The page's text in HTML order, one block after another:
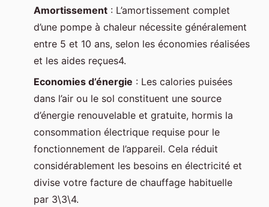
Amortissement : L’amortissement complet
d’une pompe à chaleur nécessite généralement
entre 5 et 10 ans, selon les économies réalisées
et les aides reçues4.
Economies d’énergie : Les calories puisées
dans l’air ou le sol constituent une source
d’énergie renouvelable et gratuite, hormis la
consommation électrique requise pour le
fonctionnement de l’appareil. Cela réduit
considérablement les besoins en électricité et
divise votre facture de chauffage habituelle
par 3\3\4.